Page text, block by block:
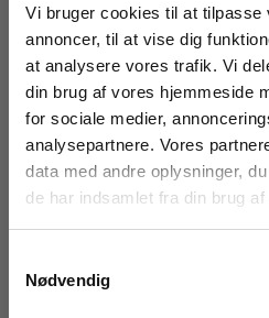
Vi bruger cookies til at tilpasse
annoncer, til at vise dig
at analysere vores trafik. Vi
din brug af vores hjemmeside
for sociale medier,
analysepartnere. Vores
data med andre oplysninger,
de har indsamlet fra din brug
Nødvendig
&Tradition
128-135150A409M
6.430 NOK
4.823 NOK
Vis produkt
Utsalg
FÅ 20%
Få 20 % rabatt ved å melde
*Rabatten din kan ikke brukes
eller produkter